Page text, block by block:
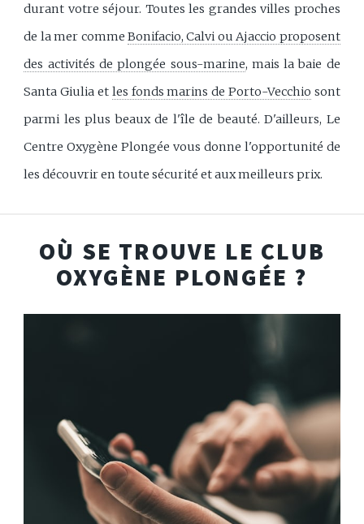
durant votre séjour. Toutes les grandes villes proches
de la mer comme Bonifacio, Calvi ou Ajaccio proposent
des activités de plongée sous-marine, mais la baie de
Santa Giulia et les fonds marins de Porto-Vecchio sont
parmi les plus beaux de l'île de beauté. D'ailleurs, Le
Centre Oxygène Plongée vous donne l'opportunité de
les découvrir en toute sécurité et aux meilleurs prix.
OÙ SE TROUVE LE CLUB
OXYGÈNE PLONGÉE ?